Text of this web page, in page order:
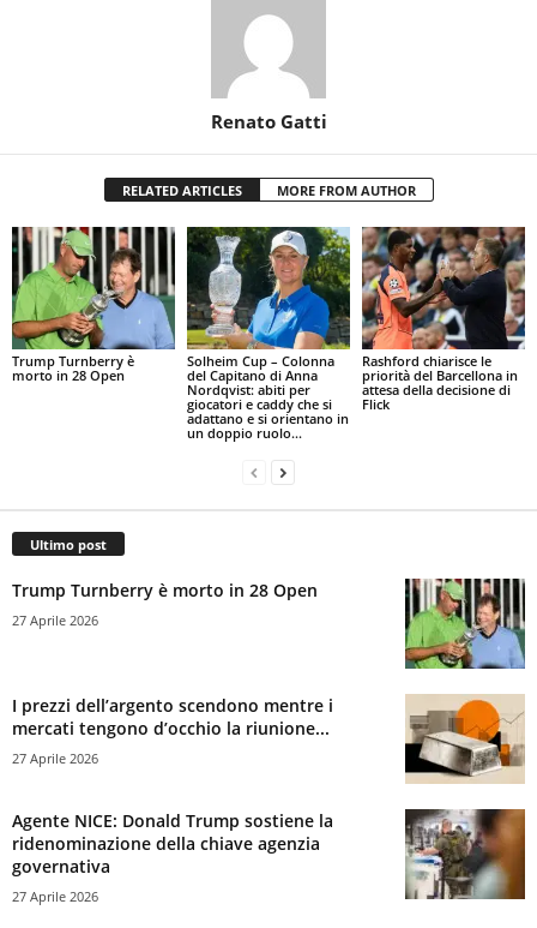
Renato Gatti
RELATED ARTICLES MORE FROM AUTHOR
Trump Turnberry è
morto in 28 Open
Solheim Cup – Colonna
del Capitano di Anna
Nordqvist: abiti per
giocatori e caddy che si
adattano e si orientano in
un doppio ruolo...
Rashford chiarisce le
priorità del Barcellona in
attesa della decisione di
Flick
Ultimo post
Trump Turnberry è morto in 28 Open
27 Aprile 2026
I prezzi dell’argento scendono mentre i
mercati tengono d’occhio la riunione...
27 Aprile 2026
Agente NICE: Donald Trump sostiene la
ridenominazione della chiave agenzia
governativa
27 Aprile 2026